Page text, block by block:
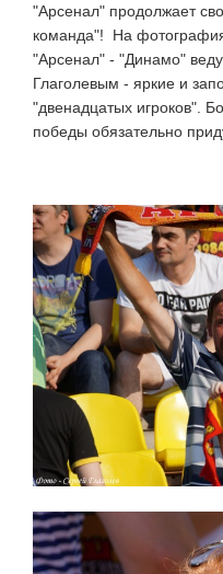
"Арсенал" продолжает
команда"! На
"Арсенал" - "Динамо"
Глаголевым - яркие и
"двенадцатых игроков".
победы обязательно